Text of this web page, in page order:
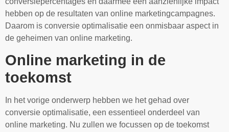
hebben op de resultaten van online marketingcampagnes.
Daarom is conversie optimalisatie een onmisbaar aspect in
de geheimen van online marketing.
Online marketing in de
toekomst
In het vorige onderwerp hebben we het gehad over
conversie optimalisatie, een essentieel onderdeel van
online marketing. Nu zullen we focussen op de toekomst